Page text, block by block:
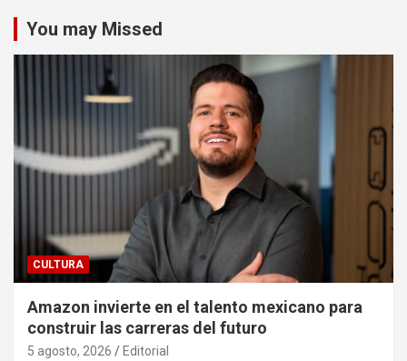
You may Missed
CULTURA
Amazon invierte en el talento mexicano para
construir las carreras del futuro
5 agosto, 2026 Editorial